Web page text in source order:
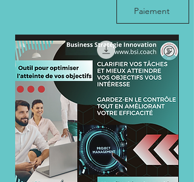
Paiement